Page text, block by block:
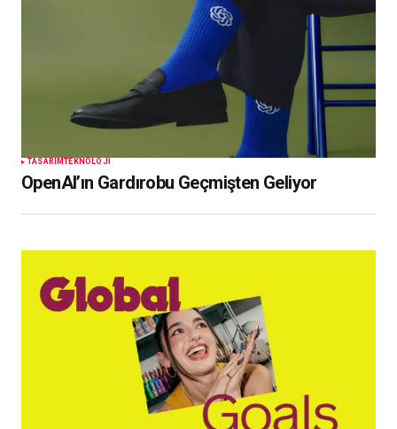
TASARIMTEKNOLOJI
OpenAI’ın Gardırobu Geçmişten Geliyor